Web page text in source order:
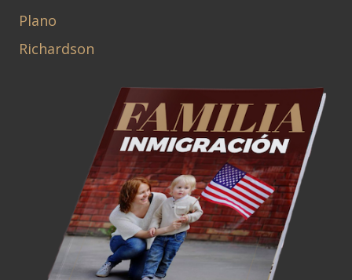
Plano
Richardson